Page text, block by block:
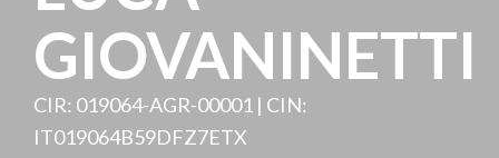
GIOVANINETTI
CIR: 019064-AGR-00001 | CIN:
IT019064B59DFZ7ETX